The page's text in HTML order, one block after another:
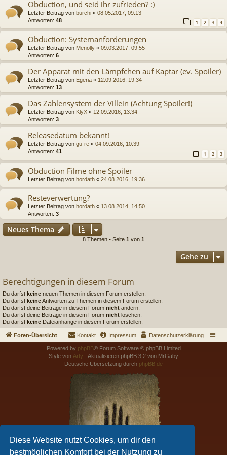
Diese Website nutzt Cookies, um dir den
bestmöglichen Komfort bei der Nutzung zu
Obduction, und seid ihr zufrieden? :)
Letzter Beitrag von burchi « 08.05.2017, 09:13
Antworten: 48 1 2 3 4
Obduction: Systemanforderungen
Letzter Beitrag von Menolly « 09.03.2017, 09:55
Antworten: 6
Der Apparat mit den Lämpfchen auf Kaptar (ev. Spoiler)
Letzter Beitrag von Egeria « 12.09.2016, 19:34
Antworten: 13
Das Zahlensystem der Villein (Achtung Spoiler!)
Letzter Beitrag von KlyX « 12.09.2016, 13:34
Antworten: 3
Releasedatum bekannt!
Letzter Beitrag von gu-re « 04.09.2016, 10:39
Antworten: 41 1 2 3
Obduction Filme ohne Spoiler
Letzter Beitrag von hordath « 24.08.2016, 19:36
Resteverwertung?
Letzter Beitrag von hordath « 13.08.2014, 14:50
Antworten: 3
Neues Thema
8 Themen • Seite 1 von 1
Gehe zu
Berechtigungen in diesem Forum
Du darfst keine neuen Themen in diesem Forum erstellen.
Du darfst keineAntworten zu Themen in diesem Forum erstellen.
Du darfst deine Beiträge in diesem Forum nicht ändern.
Du darfst deine Beiträge in diesem Forum nicht löschen.
Du darfst keine Dateianhänge in diesem Forum erstellen.
Foren-Übersicht Datenschutzerklärung
Impressum
Kontakt
Powered by phpBB® Forum Software © phpBB Limited
Style von Arty - Aktualisieren phpBB 3.2 von MrGaby
Deutsche Übersetzung durch phpBB.de